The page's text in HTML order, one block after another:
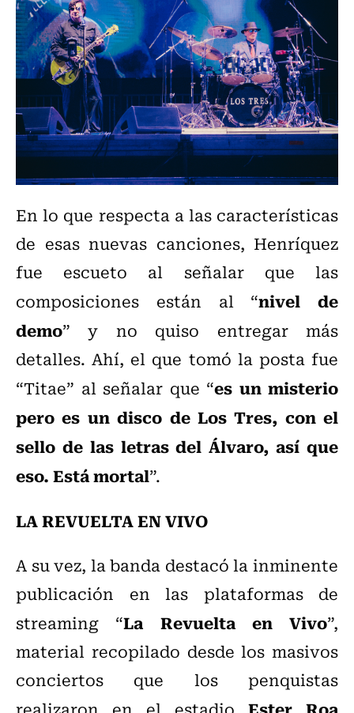
En lo que respecta a las características
de esas nuevas canciones, Henríquez
fue escueto al señalar que las
composiciones están al “nivel de
demo” y no quiso entregar más
detalles. Ahí, el que tomó la posta fue
“Titae” al señalar que “es un misterio
pero es un disco de Los Tres, con el
sello de las letras del Álvaro, así que
eso. Está mortal”.
LA REVUELTA EN VIVO
A su vez, la banda destacó la inminente
publicación en las plataformas de
streaming “La Revuelta en Vivo”,
material recopilado desde los masivos
conciertos que los penquistas
Ester Roa